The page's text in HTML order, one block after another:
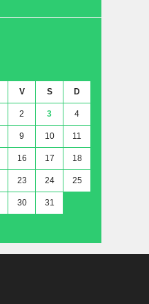
V S D
2 3 4
9 10 11
16 17 18
23 24 25
30
31